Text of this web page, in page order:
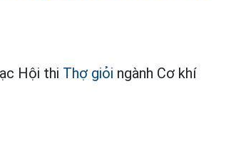
Hội thi Thợ giỏi ngành Cơ khí